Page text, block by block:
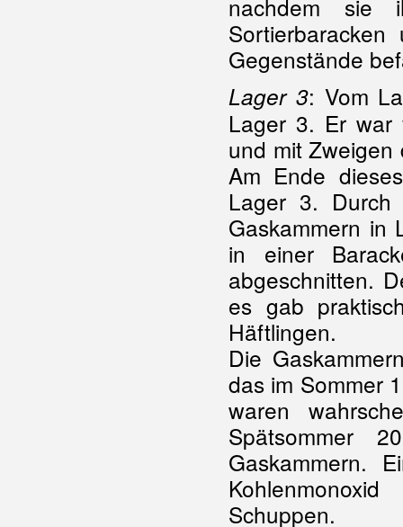
nachdem sie
Gegenstände
Lager 3: Vom
Lager 3. Er war
und mit
Am Ende
Lager 3.
Gaskammern in
in einer
abgeschnitten.
es gab
Häftlingen.
Die
das im Sommer
waren
Spätsommer
Gaskammern.
Schuppen.